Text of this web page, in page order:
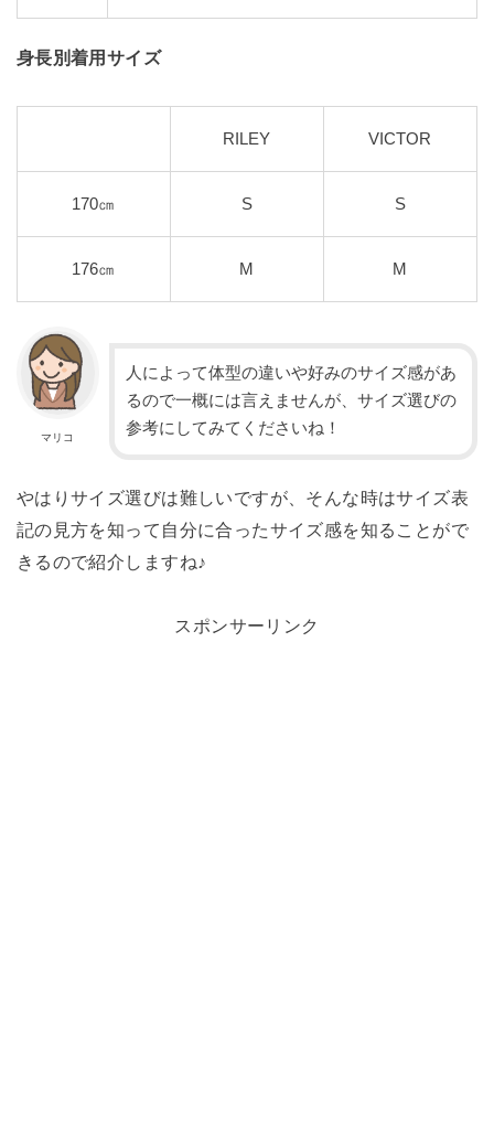
身長別着用サイズ
RILEY VICTOR
170㎝ S S
176㎝ М М
マリコ
人によって体型の違いや好みのサイズ感があ
るので一概には言えませんが、サイズ選びの
参考にしてみてくださいね！
やはりサイズ選びは難しいですが、そんな時はサイズ表
記の見方を知って自分に合ったサイズ感を知ることがで
きるので紹介しますね♪
スポンサーリンク